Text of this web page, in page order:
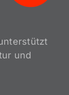
und